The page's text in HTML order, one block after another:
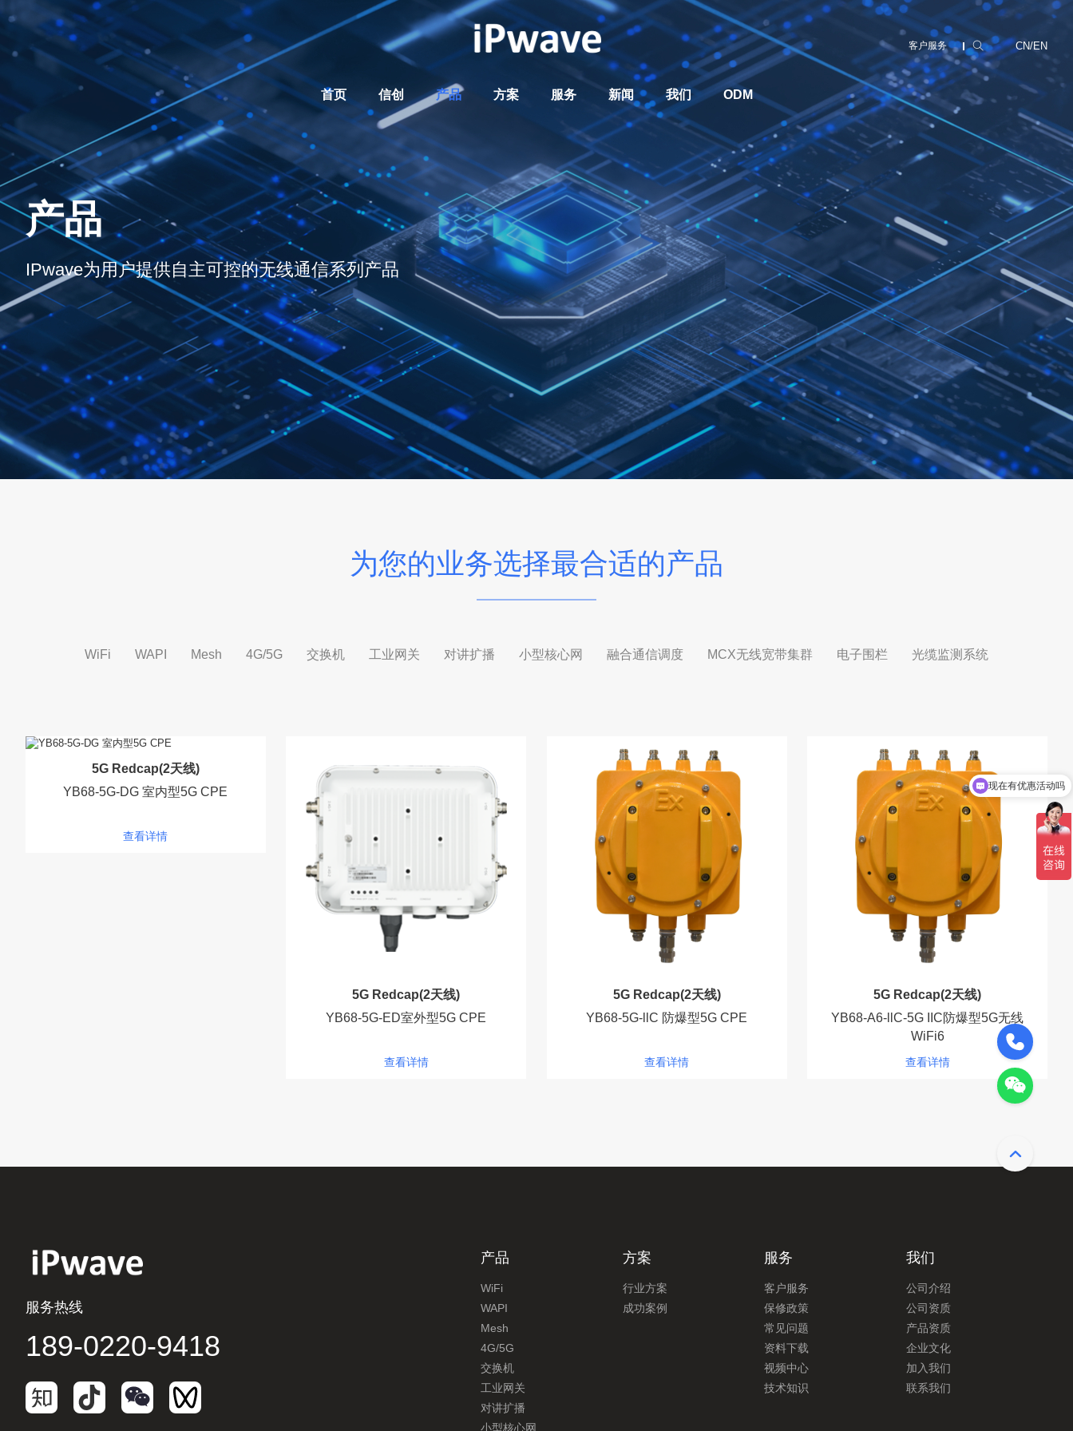
首页 信创 产品 方案 服务 新闻 我们 ODM
客户服务 CN/EN
产品
IPwave为用户提供自主可控的无线通信系列产品
为您的业务选择最合适的产品
WiFi WAPI Mesh 4G/5G 交换机 工业网关 对讲扩播 小型核心网 融合通信调度 MCX无线宽带集群 电子围栏 光缆监测系统
5G Redcap(2天线)
YB68-5G-DG 室内型5G CPE
查看详情
5G Redcap(2天线)
YB68-5G-ED室外型5G CPE
查看详情
5G Redcap(2天线)
YB68-5G-llC 防爆型5G CPE
查看详情
5G Redcap(2天线)
YB68-A6-llC-5G IIC防爆型5G无线
WiFi6
查看详情
服务热线
189-0220-9418
产品
WiFi
WAPI
Mesh
4G/5G
交换机
工业网关
对讲扩播
小型核心网
方案
行业方案
成功案例
服务
客户服务
保修政策
常见问题
资料下载
视频中心
技术知识
我们
公司介绍
公司资质
产品资质
企业文化
加入我们
联系我们
189-0220-9418
现在有优惠活动吗